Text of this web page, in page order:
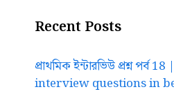
Recent Posts
প্রাথমিক ইন্টারভিউ প্রশ্ন পর্ব
interview questions in